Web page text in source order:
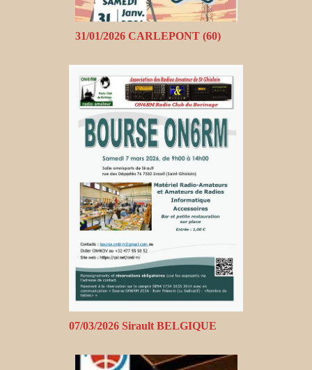
31/01/2026 CARLEPONT (60)
07/03/2026 Sirault BELGIQUE